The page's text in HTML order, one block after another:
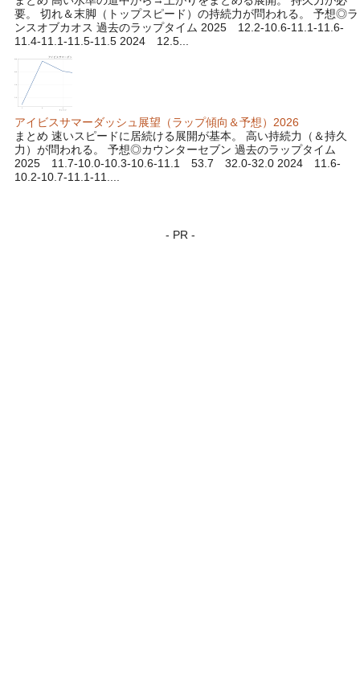
要。 切れ＆末脚（トップスピード）の持続力が問われる。 予想◎ラ
ンスオブカオス 過去のラップタイム 2025 12.2-10.6-11.1-11.6-
11.4-11.1-11.5-11.5 2024 12.5...
アイビスサマーダッシュ展望（ラップ傾向＆予想）2026
まとめ 速いスピードに居続ける展開が基本。 高い持続力（＆持久
力）が問われる。 予想◎カウンターセブン 過去のラップタイム
2025 11.7-10.0-10.3-10.6-11.1 53.7 32.0-32.0 2024 11.6-
10.2-10.7-11.1-11....
- PR -